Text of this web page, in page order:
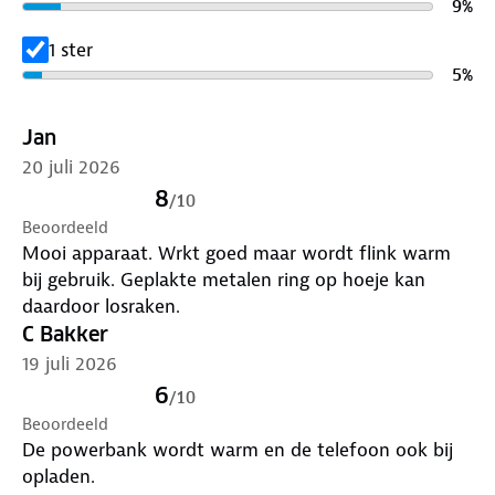
9%
1 ster
5%
Jan
20 juli 2026
8/10
Beoordeeld
Mooi apparaat. Wrkt goed maar wordt flink warm
bij gebruik. Geplakte metalen ring op hoeje kan
daardoor losraken.
C Bakker
19 juli 2026
6/10
Beoordeeld
De powerbank wordt warm en de telefoon ook bij
opladen.